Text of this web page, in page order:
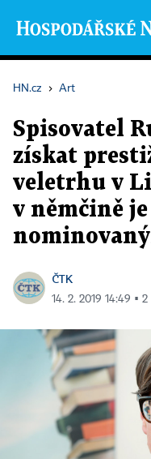
HN.cz › Art
Spisovatel
získat
veletrhu v
v němčině
ČTK
14. 2. 2019 14:49 ▪